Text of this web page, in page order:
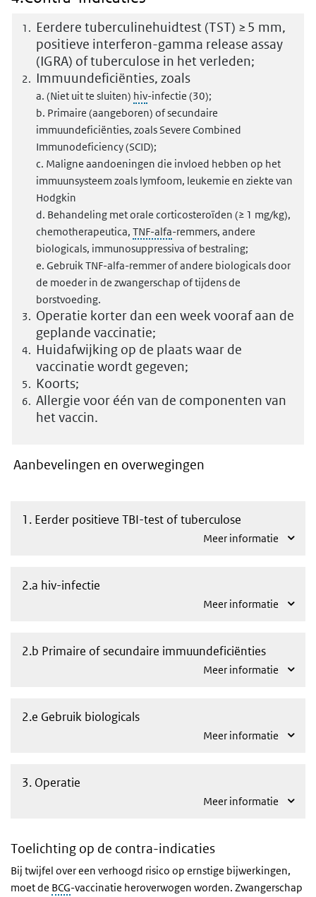
Eerdere tuberculinehuidtest (TST) ≥ 5 mm,
positieve interferon-gamma release assay
(IGRA) of tuberculose in het verleden;
Immuundeficiënties, zoals
a. (Niet uit te sluiten) hiv-infectie (30);
b. Primaire (aangeboren) of secundaire
immuundeficiënties, zoals Severe Combined
Immunodeficiency (SCID);
c. Maligne aandoeningen die invloed hebben op het
immuunsysteem zoals lymfoom, leukemie en ziekte van
Hodgkin
d. Behandeling met orale corticosteroïden (≥ 1 mg/kg),
chemotherapeutica, TNF-alfa-remmers, andere
biologicals, immunosuppressiva of bestraling;
e. Gebruik TNF-alfa-remmer of andere biologicals door
de moeder in de zwangerschap of tijdens de
borstvoeding.
Operatie korter dan een week vooraf aan de
geplande vaccinatie;
Huidafwijking op de plaats waar de
vaccinatie wordt gegeven;
Koorts;
Allergie voor één van de componenten van
het vaccin.
Aanbevelingen en overwegingen
1. Eerder positieve TBI-test of tuberculose
Meer informatie
2.a hiv-infectie
Meer informatie
2.b Primaire of secundaire immuundeficiënties
Meer informatie
2.e Gebruik biologicals
Meer informatie
3. Operatie
Meer informatie
Toelichting op de contra-indicaties
Bij twijfel over een verhoogd risico op ernstige bijwerkingen,
moet de BCG-vaccinatie heroverwogen worden. Zwangerschap